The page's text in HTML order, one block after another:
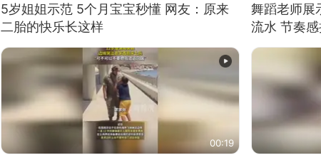
5岁姐姐示范 5个月宝宝秒懂 网友：原来
二胎的快乐长这样
舞蹈老师展
流水 节奏
的？
00:19